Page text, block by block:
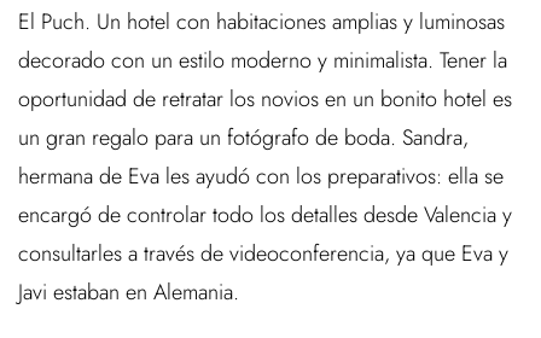
El Puch. Un hotel con habitaciones amplias y luminosas
decorado con un estilo moderno y minimalista. Tener la
oportunidad de retratar los novios en un bonito hotel es
un gran regalo para un fotógrafo de boda. Sandra,
hermana de Eva les ayudó con los preparativos: ella se
encargó de controlar todo los detalles desde Valencia y
consultarles a través de videoconferencia, ya que Eva y
Javi estaban en Alemania.